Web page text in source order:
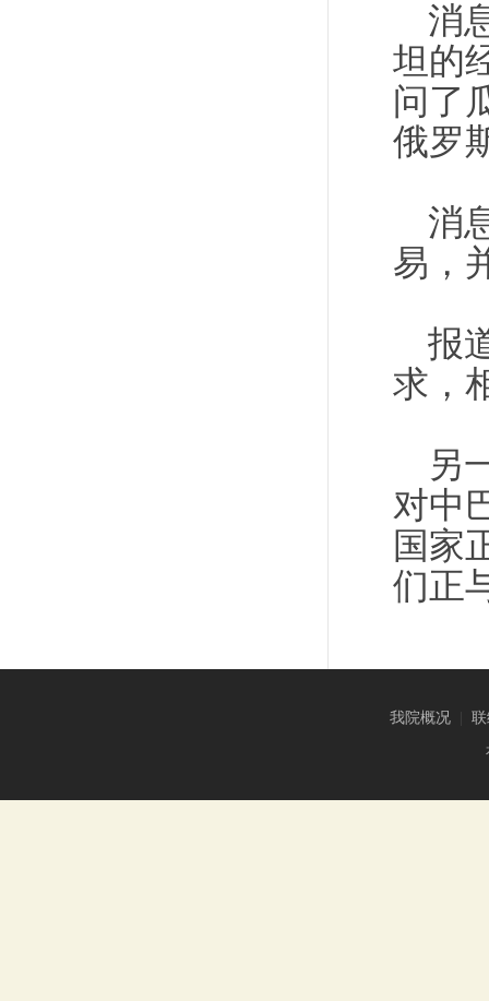
消
坦的
问了
俄罗
消
易，
报
求，
另
对中
国家
们正
我院概况